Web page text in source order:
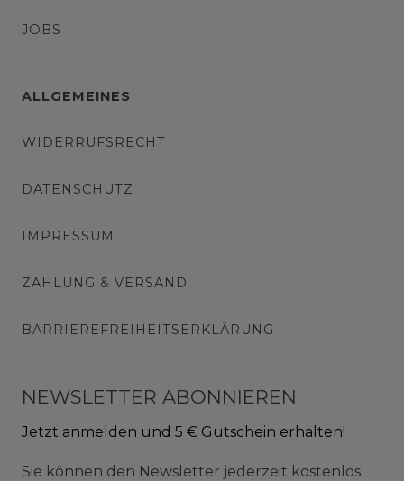
JOBS
ALLGEMEINES
WIDERRUFSRECHT
DATENSCHUTZ
IMPRESSUM
ZAHLUNG & VERSAND
BARRIEREFREIHEITSERKLÄRUNG
NEWSLETTER ABONNIEREN
Jetzt anmelden und 5 € Gutschein erhalten!
Sie können den Newsletter jederzeit kostenlos